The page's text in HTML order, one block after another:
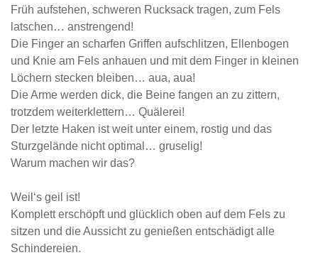
Früh aufstehen, schweren Rucksack tragen, zum Fels
latschen… anstrengend!
Die Finger an scharfen Griffen aufschlitzen, Ellenbogen
und Knie am Fels anhauen und mit dem Finger in kleinen
Löchern stecken bleiben… aua, aua!
Die Arme werden dick, die Beine fangen an zu zittern,
trotzdem weiterklettern… Quälerei!
Der letzte Haken ist weit unter einem, rostig und das
Sturzgelände nicht optimal… gruselig!
Warum machen wir das?
Weil‘s geil ist!
Komplett erschöpft und glücklich oben auf dem Fels zu
sitzen und die Aussicht zu genießen entschädigt alle
Schindereien.